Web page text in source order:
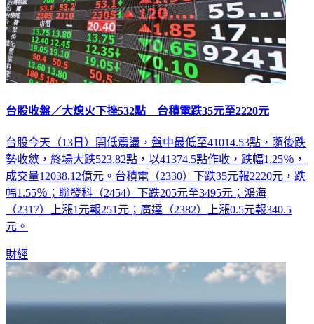
台股收盤／大熄火下挫532點 台積電跌35元至2220元
台股今天（13日）開低震盪，盤中最低至41014.53點，隨後跌
勢收斂，終場大跌523.82點，以41374.5點作收，跌幅1.25％，
成交量12038.12億元。台積電（2330）下跌35元報2220元，跌
幅1.55％；聯發科（2454）下跌205元至3495元；鴻海
（2317）上漲1元報251元；廣達（2382）上漲0.5元報340.5
元。
財經